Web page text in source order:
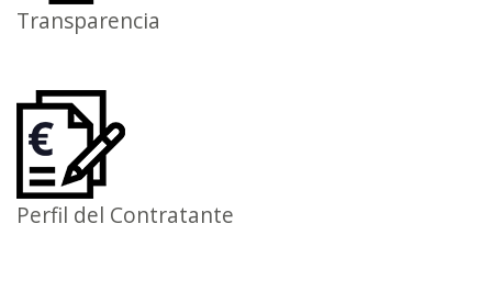
Transparencia
Perfil del Contratante